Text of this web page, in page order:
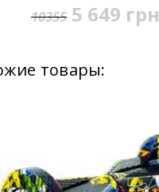
10355 5 649 грн
товары: